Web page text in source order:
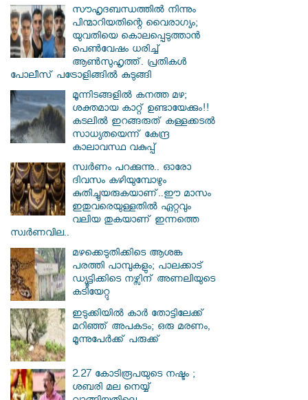
സൗഹൃദബന്ധത്തില്‍ നിന്നും
പിന്മാറിയതിന്റെ വൈരാഗ്യം;
യുവതിയെ കൊലപ്പെടുത്താന്‍
പെണ്‍വേഷം ധരിച്ച്
ആൺസുഹൃത്ത്. പ്രതികൾ
പോലീസ് പട്രോളിങ്ങിൽ കുടുങ്ങി
മൂന്നിടങ്ങളിൽ കനത്ത മഴ;
ശക്തമായ കാറ്റ് ഉണ്ടായേക്കും!!
കടലിൽ ഇറങ്ങരുത് കള്ളക്കടൽ
സാധ്യതയെന്ന് കേന്ദ്ര
കാലാവസ്ഥ വകുപ്പ്
സ്വര്‍ണം പറക്കുന്നു.. ഓരോ
ദിവസം കഴിയുമ്പോഴും
കുതിച്ചുയരുകയാണ്..ഈ മാസം
ഇതുവരെയുള്ളതിൽ ഏറ്റവും
വലിയ തുകയാണ് ഇന്നത്തെ
സ്വർണവില..
മഴക്കെടുതിക്കിടെ ആശങ്ക
പരത്തി പാമ്പുകളും; പാലക്കാട്
ഡ്യൂട്ടിക്കിടെ നഴ്സിന് അണലിയുടെ
കടിയേറ്റു
ഇടുക്കിയിൽ കാർ തോട്ടിലേക്ക്
മറിഞ്ഞ് അപകടം; ഒരു മരണം,
മൂന്നുപേർക്ക് പരുക്ക്
2.27 കോടിരൂപയുടെ നഷ്ടം ;
ശബരി മല നെയ്യ്